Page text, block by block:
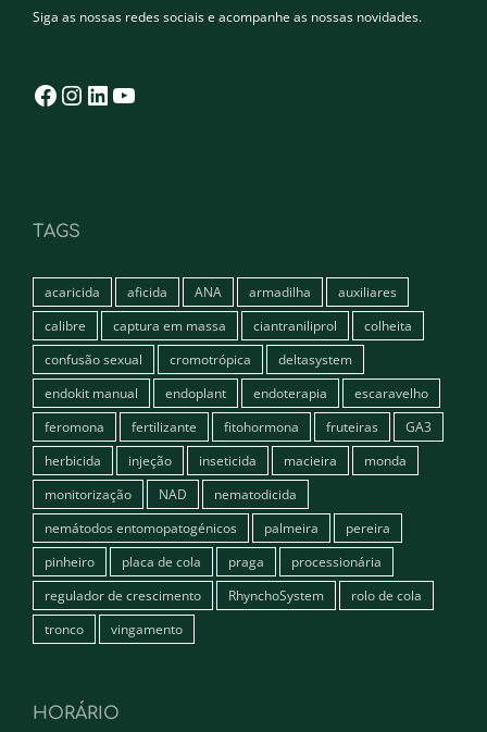
Siga as nossas redes sociais e acompanhe as nossas novidades.
Facebook
Instagram
LinkedIn
TAGS
acaricida aficida ANA armadilha
auxiliares
calibre
captura em massa ciantraniliprol
colheita
confusão sexual
cromotrópica
deltasystem
endokit manual
endoplant endoterapia
escaravelho
feromona
fertilizante fitohormona fruteiras
GA3
herbicida
injeção inseticida macieira
monda
monitorização
NAD
nematodicida
nemátodos entomopatogénicos
palmeira
pereira
pinheiro
placa de cola praga
processionária
regulador de crescimento
RhynchoSystem
rolo de cola
tronco
vingamento
HORÁRIO